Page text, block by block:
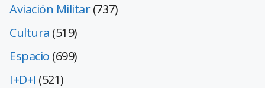
Aviación Militar(737)
Cultura (519)
Espacio (699)
I+D+i (521)